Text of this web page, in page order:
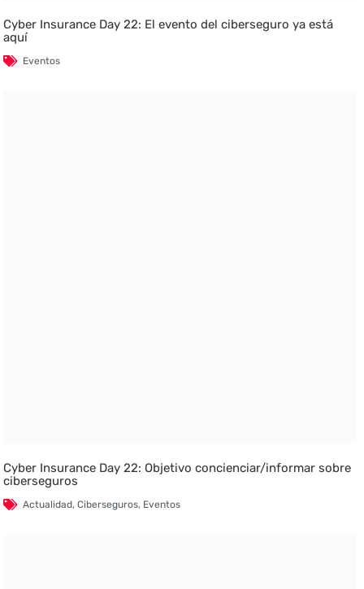
Cyber Insurance Day 22: El evento del ciberseguro ya está
aquí
Eventos
Cyber Insurance Day 22: Objetivo concienciar/informar sobre
ciberseguros
Actualidad,Ciberseguros, Eventos